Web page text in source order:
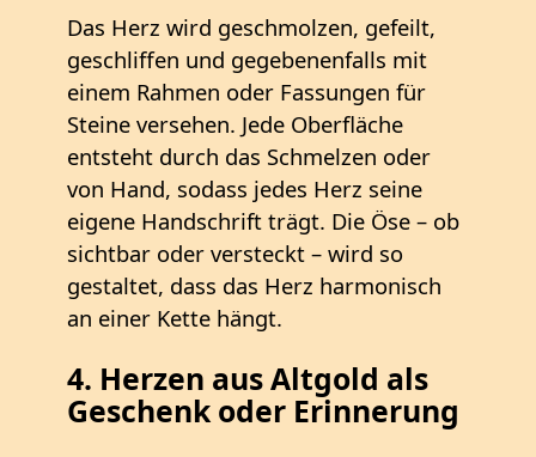
Das Herz wird geschmolzen, gefeilt,
geschliffen und gegebenenfalls mit
einem Rahmen oder Fassungen für
Steine versehen. Jede Oberfläche
entsteht durch das Schmelzen oder
von Hand, sodass jedes Herz seine
eigene Handschrift trägt. Die Öse – ob
sichtbar oder versteckt – wird so
gestaltet, dass das Herz harmonisch
an einer Kette hängt.
4. Herzen aus Altgold als
Geschenk oder Erinnerung